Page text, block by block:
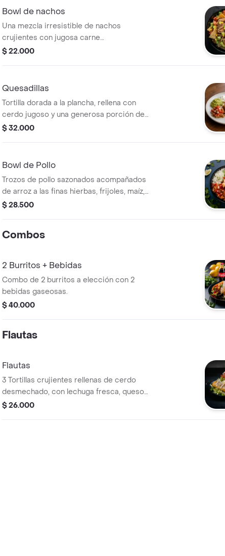
Bowl de nachos
Una mezcla irresistible de nachos
crujientes con jugosa carne
desmechada, fresco pico de gallo,
en nuestras salsas.
$ 22.000
Quesadillas
Tortilla dorada a la plancha, rellena con
cerdo jugoso y una generosa porción de
queso fundido. Acompañada de
$ 32.000
Bowl de Pollo
Trozos de pollo sazonados acompañados
de arroz a las finas hierbas, frijoles, maíz,
pico de gallo, lechuga fresca y
$ 28.500
Combos
2 Burritos + Bebidas
Combo de 2 burritos a elección con 2
bebidas gaseosas.
$ 40.000
Flautas
Flautas
3 Tortillas crujientes rellenas de cerdo
desmechado, con lechuga fresca, queso
rallado, sour cream, guacamole y pico de
$ 26.000